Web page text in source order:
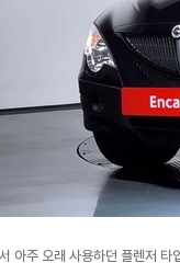
아주 오래 사용하던 플렌저 타